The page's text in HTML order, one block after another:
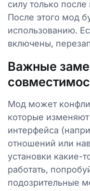
силу только
После этого мод
использованию.
включены,
Важные
Мод может
которые
интерфейса
отношений или
установки какие-
работать,
подозрительные